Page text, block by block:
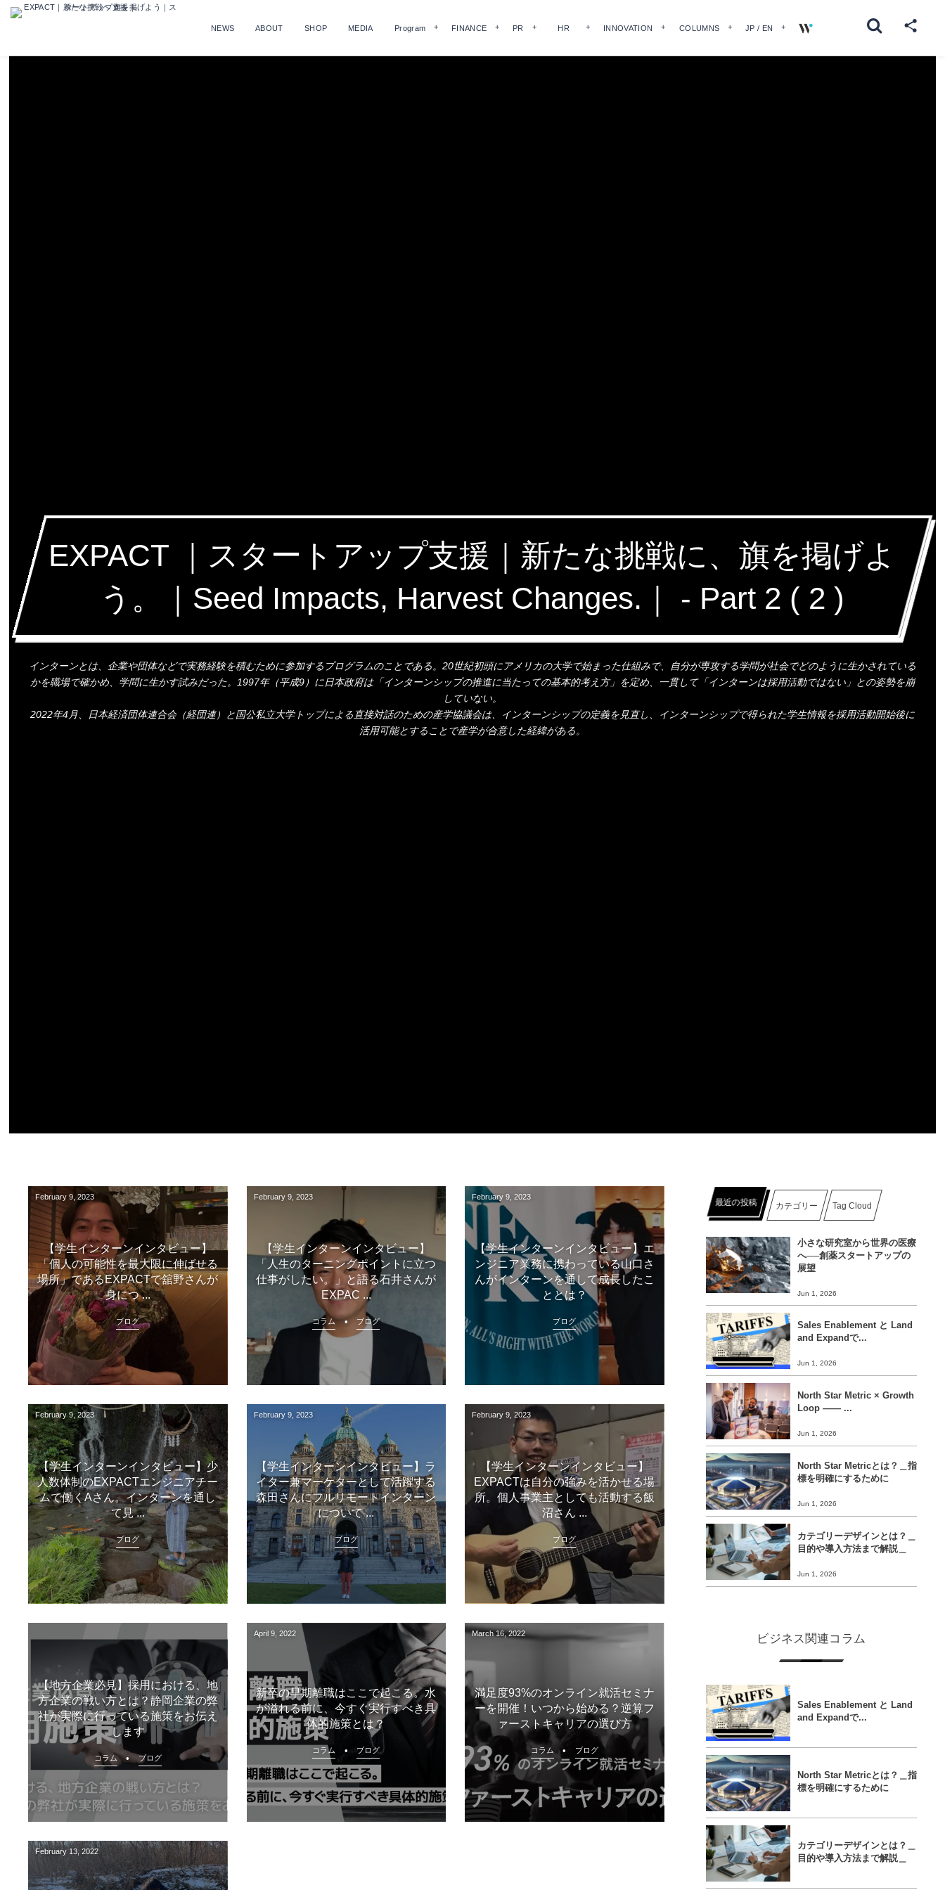
NEWS ABOUT SHOP MEDIA Program FINANCE PR HR INNOVATION COLUMNS JP / EN
EXPACT ｜スタートアップ支援｜新たな挑戦に、旗を掲げよ
う。｜Seed Impacts, Harvest Changes.｜ - Part 2 ( 2 )
インターンとは、企業や団体などで実務経験を積むために参加するプログラムのことである。20世紀初頭にアメリカの大学で始まった仕組みで、自分が専攻する学問が社会でどのように生かされている
かを職場で確かめ、学問に生かす試みだった。1997年（平成9）に日本政府は「インターンシップの推進に当たっての基本的考え方」を定め、一貫して「インターンは採用活動ではない」との姿勢を崩
していない。
2022年4月、日本経済団体連合会（経団連）と国公私立大学トップによる直接対話のための産学協議会は、インターンシップの定義を見直し、インターンシップで得られた学生情報を採用活動開始後に
活用可能とすることで産学が合意した経緯がある。
February 9 ,2023
【学生インターンインタビュー】
「個人の可能性を最大限に伸ばせる
場所」であるEXPACTで舘野さんが
身につ ...
ブログ
February 9, 2023
【学生インターンインタビュー】
「人生のターニングポイントに立つ
仕事がしたい。」と語る石井さんが
EXPAC ...
コラム ブログ
February 9 ,2023
【学生インターンインタビュー】エ
ンジニア業務に携わっている山口さ
んがインターンを通して成長したこ
ととは？
ブログ
February 9 ,2023
【学生インターンインタビュー】少
人数体制のEXPACTエンジニアチー
ムで働くAさん。インターンを通し
て見 ...
ブログ
February 9, 2023
【学生インターンインタビュー】ラ
イター兼マーケターとして活躍する
森田さんにフルリモートインターン
について ...
ブログ
February 9 ,2023
【学生インターンインタビュー】
EXPACTは自分の強みを活かせる場
所。個人事業主としても活動する飯
沼さん ...
ブログ
【地方企業必見】採用における、地
方企業の戦い方とは？静岡企業の弊
社が実際に行っている施策をお伝え
します
コラム ブログ
April 9, 2022
新卒の早期離職はここで起こる。水
が溢れる前に、今すぐ実行すべき具
体的施策とは？
コラム ブログ
March 16,2022
満足度93%のオンライン就活セミナ
ーを開催！いつから始める？逆算フ
ァーストキャリアの選び方
コラム ブログ
February 13 ,2022
最近の投稿 カテゴリー Tag Cloud
小さな研究室から世界の医療
へ──創薬スタートアップの
展望
Jun 1, 2026
Sales Enablement と Land
and Expandで...
Jun 1, 2026
North Star Metric × Growth
Loop ―― ...
Jun 1, 2026
North Star Metricとは？＿指
標を明確にするために
Jun 1, 2026
カテゴリーデザインとは？＿
目的や導入方法まで解説＿
Jun 1, 2026
ビジネス関連コラム
Sales Enablement と Land
and Expandで...
North Star Metricとは？＿指
標を明確にするために
カテゴリーデザインとは？＿
目的や導入方法まで解説＿